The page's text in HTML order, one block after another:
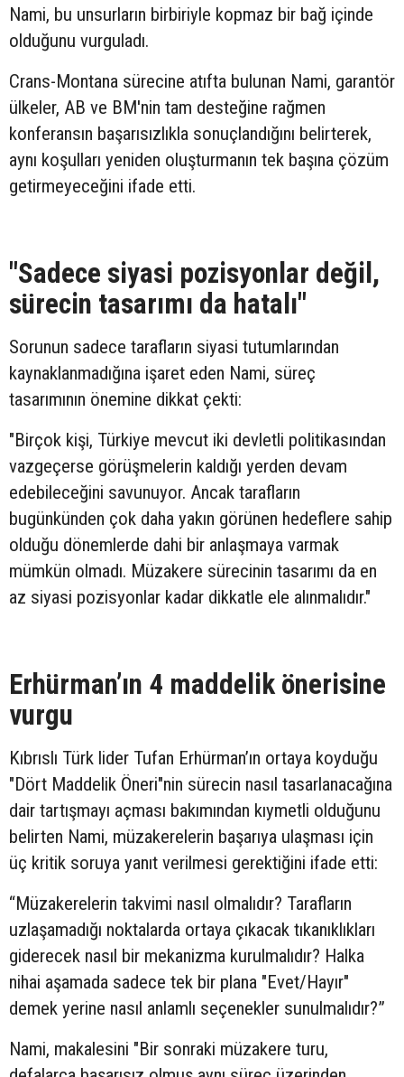
Nami, bu unsurların birbiriyle kopmaz bir bağ içinde
olduğunu vurguladı.
Crans-Montana sürecine atıfta bulunan Nami, garantör
ülkeler, AB ve BM'nin tam desteğine rağmen
konferansın başarısızlıkla sonuçlandığını belirterek,
aynı koşulları yeniden oluşturmanın tek başına çözüm
getirmeyeceğini ifade etti.
"Sadece siyasi pozisyonlar değil,
sürecin tasarımı da hatalı"
Sorunun sadece tarafların siyasi tutumlarından
kaynaklanmadığına işaret eden Nami, süreç
tasarımının önemine dikkat çekti:
"Birçok kişi, Türkiye mevcut iki devletli politikasından
vazgeçerse görüşmelerin kaldığı yerden devam
edebileceğini savunuyor. Ancak tarafların
bugünkünden çok daha yakın görünen hedeflere sahip
olduğu dönemlerde dahi bir anlaşmaya varmak
mümkün olmadı. Müzakere sürecinin tasarımı da en
az siyasi pozisyonlar kadar dikkatle ele alınmalıdır."
Erhürman’ın 4 maddelik önerisine
vurgu
Kıbrıslı Türk lider Tufan Erhürman’ın ortaya koyduğu
"Dört Maddelik Öneri"nin sürecin nasıl tasarlanacağına
dair tartışmayı açması bakımından kıymetli olduğunu
belirten Nami, müzakerelerin başarıya ulaşması için
üç kritik soruya yanıt verilmesi gerektiğini ifade etti:
“Müzakerelerin takvimi nasıl olmalıdır? Tarafların
uzlaşamadığı noktalarda ortaya çıkacak tıkanıklıkları
giderecek nasıl bir mekanizma kurulmalıdır? Halka
nihai aşamada sadece tek bir plana "Evet/Hayır"
demek yerine nasıl anlamlı seçenekler sunulmalıdır?”
Nami, makalesini "Bir sonraki müzakere turu,